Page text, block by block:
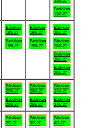
Badviken
13/6-27
Båtviken
18/6-27
Badviken
18/6-27
Båtviken
19/6-27
Badviken
19/6-27
Båtviken
20/6-27
Båtviken
20/6-27
Badviken
20/6-27
Badviken
20/6-27
Båtviken
25/6-27
Badviken
25/6-27
Båtviken
26/6-27
Badviken
26/6-27
Båtviken
27/6-27
Badviken
27/6-27
Båtviken
2/7-27
Båtviken
3/7-27
Båtviken
4/7-27